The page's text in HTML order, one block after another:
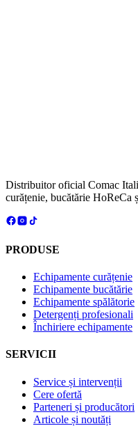
Distribuitor oficial Comac
curățenie, bucătărie HoReCa
PRODUSE
Echipamente curățenie
Echipamente bucătărie
Echipamente spălătorie
Detergenți profesionali
Închiriere echipamente
SERVICII
Service și intervenții
Cere ofertă
Parteneri și producători
Articole și noutăți